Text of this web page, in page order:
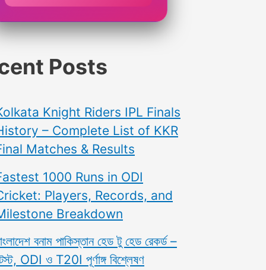
Posts
Knight Riders IPL Finals
– Complete List of KKR
Matches & Results
1000 Runs in ODI
Players, Records, and
Breakdown
বনাম পাকিস্তান হেড টু হেড রেকর্ড –
ODI ও T20I পূর্ণাঙ্গ বিশ্লেষণ